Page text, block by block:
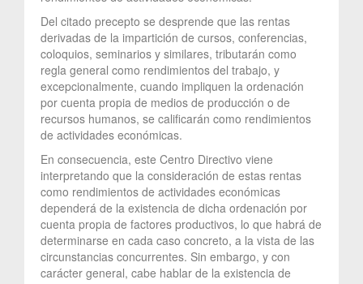
Del citado precepto se desprende que las rentas
derivadas de la impartición de cursos, conferencias,
coloquios, seminarios y similares, tributarán como
regla general como rendimientos del trabajo, y
excepcionalmente, cuando impliquen la ordenación
por cuenta propia de medios de producción o de
recursos humanos, se calificarán como rendimientos
de actividades económicas.
En consecuencia, este Centro Directivo viene
interpretando que la consideración de estas rentas
como rendimientos de actividades económicas
dependerá de la existencia de dicha ordenación por
cuenta propia de factores productivos, lo que habrá de
determinarse en cada caso concreto, a la vista de las
circunstancias concurrentes. Sin embargo, y con
carácter general, cabe hablar de la existencia de